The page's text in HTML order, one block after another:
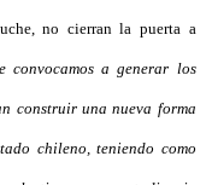
no cierran la puerta a
convocamos a generar los
construir una nueva forma
chileno, teniendo como